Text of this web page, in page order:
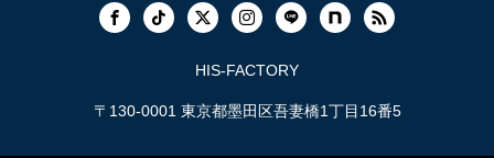
HIS-FACTORY
〒130-0001 東京都墨田区吾妻橋1丁目16番5